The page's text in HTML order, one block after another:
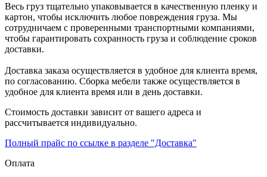
Весь груз тщательно упаковывается в качественную пленку и
картон, чтобы исключить любое повреждения груза. Мы
сотрудничаем с проверенными транспортными компаниями,
чтобы гарантировать сохранность груза и соблюдение сроков
доставки.
Доставка заказа осуществляется в удобное для клиента время,
по согласованию. Сборка мебели также осуществляется в
удобное для клиента время или в день доставки.
Стоимость доставки зависит от вашего адреса и
рассчитывается индивидуально.
Полный прайс по ссылке в разделе "Доставка"
Оплата